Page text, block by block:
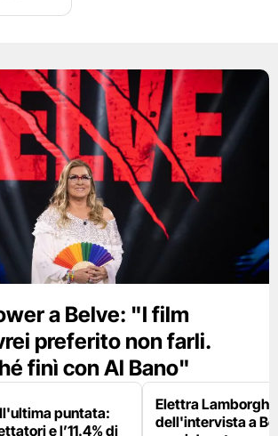
a Belve: "I film
preferito non farli.
finì con Al Bano"
puntata:
e l’11.4% di
Elettra
dell'intervista a